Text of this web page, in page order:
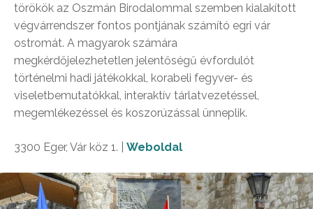
törökök az Oszmán Birodalommal szemben kialakított
végvárrendszer fontos pontjának számító egri vár
ostromát. A magyarok számára
megkérdőjelezhetetlen jelentőségű évfordulót
történelmi hadi játékokkal, korabeli fegyver- és
viseletbemutatókkal, interaktív tárlatvezetéssel,
megemlékezéssel és koszorúzással ünneplik.
3300 Eger, Vár köz 1. | Weboldal